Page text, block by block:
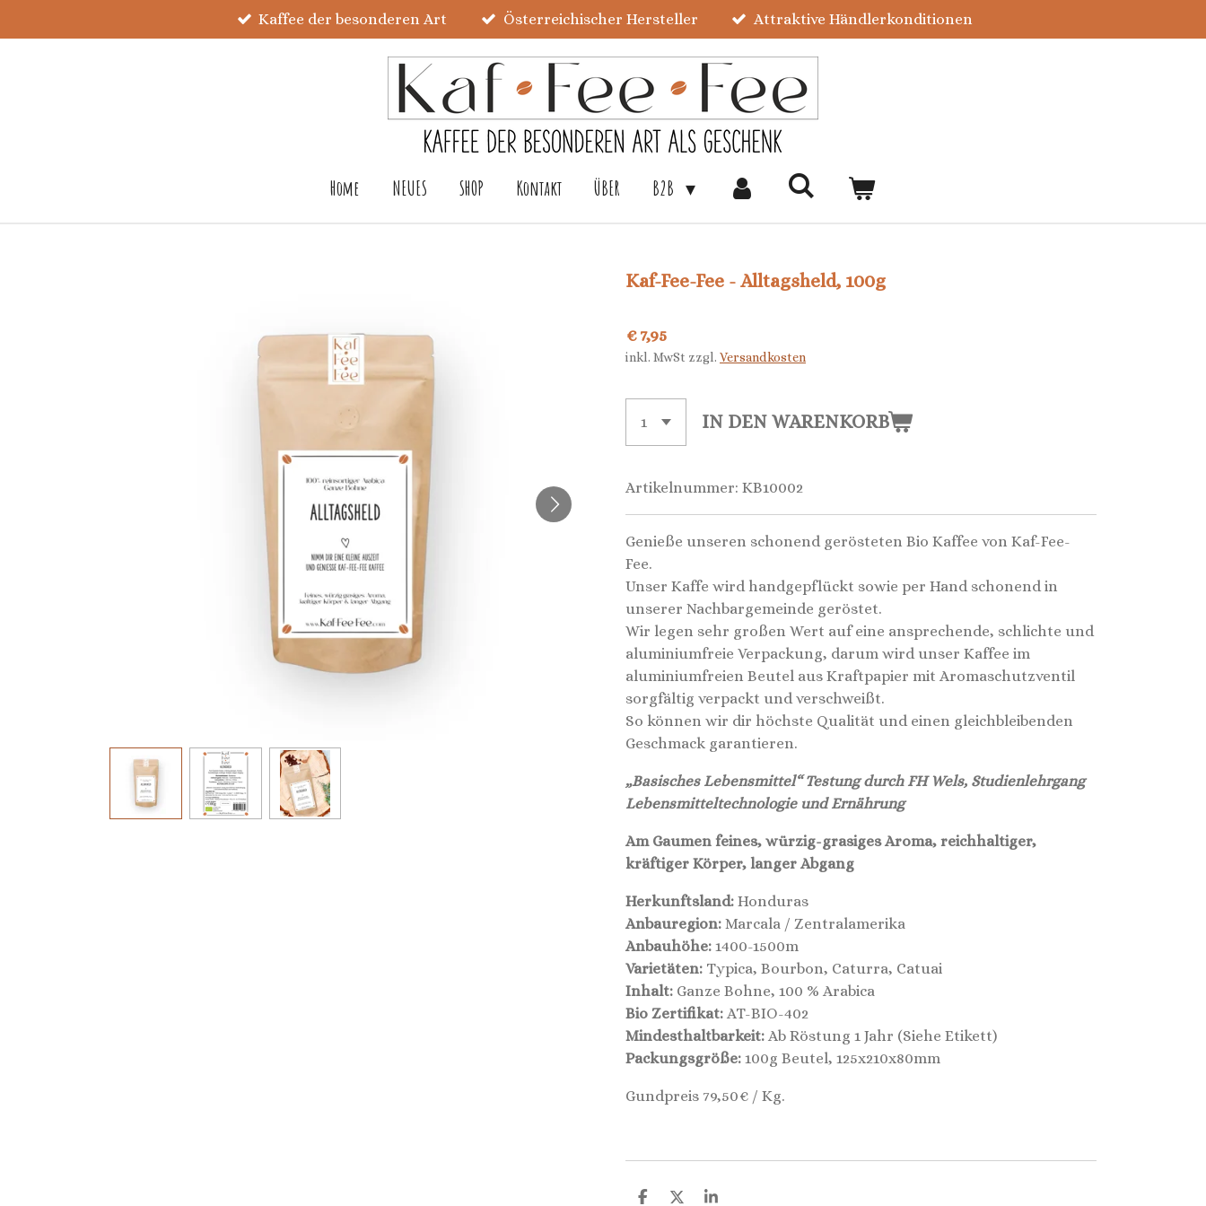
Hauptinhalt
Kaffee der besonderen Art Österreichischer Hersteller Attraktive Händlerkonditionen
Home NEUES SHOP Kontakt ÜBER B2B
Kaf-Fee-Fee - Alltagsheld, 100g
€ 7,95
inkl. MwSt zzgl. Versandkosten
IN DEN WARENKORB
Artikelnummer: KB10002
Genieße unseren schonend gerösteten Bio Kaffee von Kaf-Fee-
Fee.
Unser Kaffe wird handgepflückt sowie per Hand schonend in
unserer Nachbargemeinde geröstet.
Wir legen sehr großen Wert auf eine ansprechende, schlichte und
aluminiumfreie Verpackung, darum wird unser Kaffee im
aluminiumfreien Beutel aus Kraftpapier mit Aromaschutzventil
sorgfältig verpackt und verschweißt.
So können wir dir höchste Qualität und einen gleichbleibenden
Geschmack garantieren.
„Basisches Lebensmittel“ Testung durch FH Wels, Studienlehrgang
Lebensmitteltechnologie und Ernährung
Am Gaumen feines, würzig-grasiges Aroma, reichhaltiger,
kräftiger Körper, langer Abgang
Herkunftsland: Honduras
Anbauregion: Marcala / Zentralamerika
Anbauhöhe: 1400-1500m
Varietäten: Typica, Bourbon, Caturra, Catuai
Inhalt: Ganze Bohne, 100 % Arabica
Bio Zertifikat: AT-BIO-402
Mindesthaltbarkeit: Ab Röstung 1 Jahr (Siehe Etikett)
Packungsgröße: 100g Beutel, 125x210x80mm
Gundpreis 79,50€ / Kg.